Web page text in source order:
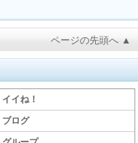
ページの先頭へ ▲
イイね！
ブログ